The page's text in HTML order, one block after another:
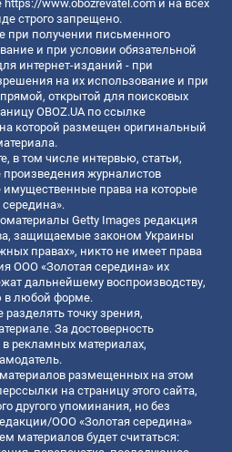
https://www.obozrevatel.com и на всех
строго запрещено.
при получении письменного
и при условии обязательной
интернет-изданий - при
на их использование и при
открытой для поисковых
OBOZ.UA по ссылке
которой размещен оригинальный
в том числе интервью, статьи,
журналистов
права на которые
Getty Images редакция
защищаемые законом Украины
правах», никто не имеет права
ООО «Золотая середина» их
дальнейшему воспроизводству,
в любой форме.
точку зрения,
За достоверность
рекламных материалах,
размещенных на этом
на страницу этого сайта,
другого упоминания, но без
ООО «Золотая середина»
материалов будет считаться: